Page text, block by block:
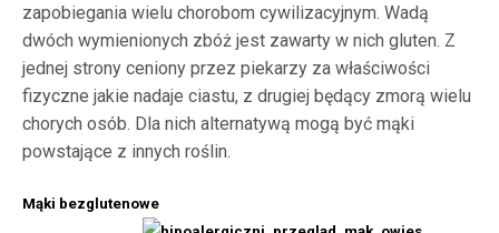
zapobiegania wielu chorobom cywilizacyjnym. Wadą
dwóch wymienionych zbóż jest zawarty w nich gluten. Z
jednej strony ceniony przez piekarzy za właściwości
fizyczne jakie nadaje ciastu, z drugiej będący zmorą wielu
chorych osób. Dla nich alternatywą mogą być mąki
powstające z innych roślin.
Mąki bezglutenowe